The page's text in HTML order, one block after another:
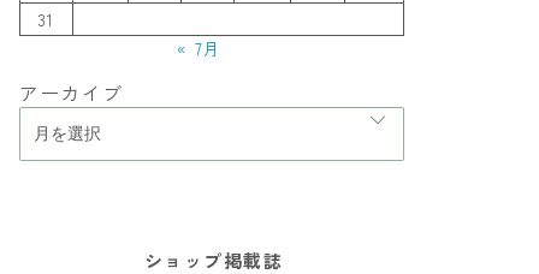
31
« 7月
アーカイブ
ショップ掲載誌